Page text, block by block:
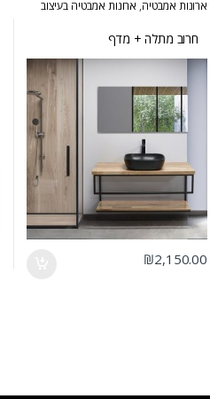
ארונות אמבטיה, ארונות אמבטיה בעיצוב
ארונות אמבטיה מעוצבים
חרוב מתלה + מדף
₪2,150.00